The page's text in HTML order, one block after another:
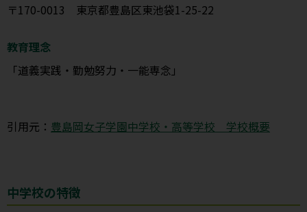
〒170-0013 東京都豊島区東池袋1-25-22
教育理念
「道義実践・勤勉努力・一能専念」
引用元： 豊島岡女子学園中学校・高等学校 学校概要
中学校の特徴